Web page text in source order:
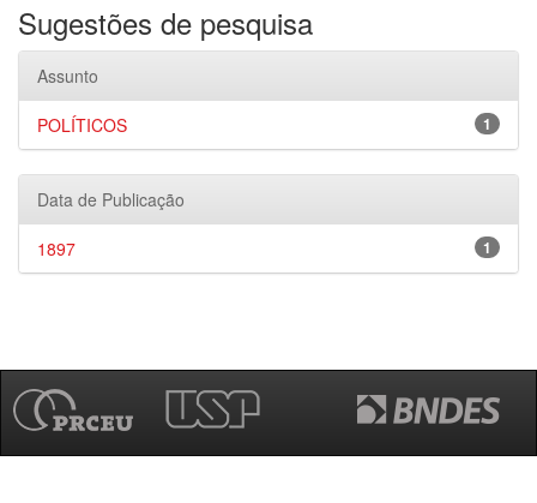
Sugestões de pesquisa
Assunto
1
POLÍTICOS
Data de Publicação
1
1897